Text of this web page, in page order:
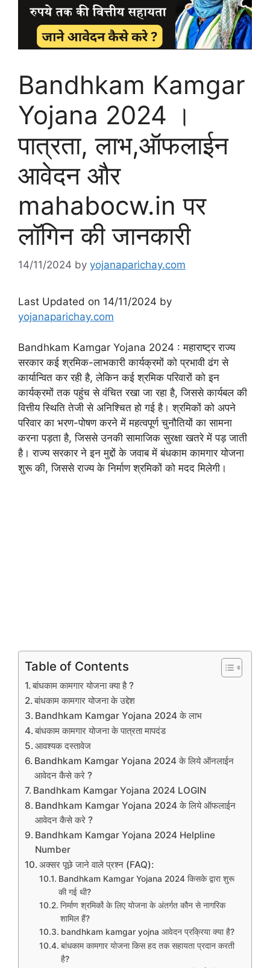
Bandhkam Kamgar
Yojana 2024 ।
पात्रता, लाभ,ऑफलाईन
आवेदन और
mahabocw.in पर
लॉगिन की जानकारी
14/11/2024 by yojanaparichay.com
Last Updated on 14/11/2024 by
yojanaparichay.com
Bandhkam Kamgar Yojana 2024 : महाराष्ट्र राज्य
सरकार कई श्रमिक-लाभकारी कार्यक्रमों को प्रभावी ढंग से
कार्यान्वित कर रही है, लेकिन कई श्रमिक परिवारों को इन
कार्यक्रमों तक पहुंच से वंचित रखा जा रहा है, जिससे कार्यबल की
वित्तीय स्थिति तेजी से अनिश्चित हो गई है। श्रमिकों को अपने
परिवार का भरण-पोषण करने में महत्वपूर्ण चुनौतियों का सामना
करना पड़ता है, जिससे उनकी सामाजिक सुरक्षा खतरे में पड़ जाती
है। राज्य सरकार ने इन मुद्दों के जवाब में बंधकाम कामगार योजना
शुरू की, जिससे राज्य के निर्माण श्रमिकों को मदद मिलेगी।
Table of Contents
बांधकाम कामगार योजना क्या है ?
बांधकाम कामगार योजना के उद्देश
Bandhkam Kamgar Yojana 2024 के लाभ
बांधकाम कामगार योजना के पात्रता मापदंड
आवश्यक दस्तावेज
Bandhkam Kamgar Yojana 2024 के लिये ऑनलाईन
आवेदन कैसे करे ?
Bandhkam Kamgar Yojana 2024 LOGIN
Bandhkam Kamgar Yojana 2024 के लिये ऑफलाईन
आवेदन कैसे करे ?
Bandhkam Kamgar Yojana 2024 Helpline
Number
अक्सर पूछे जाने वाले प्रश्न (FAQ):
Bandhkam Kamgar Yojana 2024 किसके द्वारा शुरू
की गई थी?
निर्माण श्रमिकों के लिए योजना के अंतर्गत कौन से नागरिक
शामिल हैं?
bandhkam kamgar yojna आवेदन प्रक्रिया क्या है?
बांधकाम कामगार योजना किस हद तक सहायता प्रदान करती
है?